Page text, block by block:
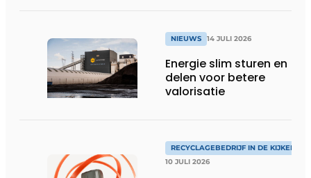
NIEUWS 14 JULI 2026
Energie slim sturen en
delen voor betere
valorisatie
RECYCLAGEBEDRIJF IN DE KIJKER
10 JULI 2026